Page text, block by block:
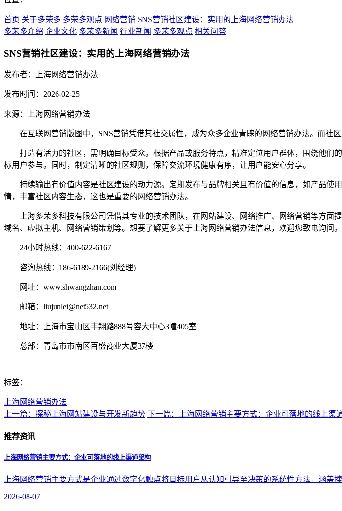
首页 关于多荣多 多荣多观点 网络营销 SNS营销社区建设：实用的上海网络营销办法
多荣多介绍 企业文化 多荣多新闻 行业新闻 多荣多观点 相关问答
SNS营销社区建设：实用的上海网络营销办法
发布者：上海网络营销办法
发布时间：2026-02-25
来源：上海网络营销办法
在互联网营销版图中，SNS营销凭借其社交属性，成为众多企业青睐的网络营销办法。而社区
打造有活力的社区，需明确目标受众。根据产品或服务特点，精准定位用户群体，围绕他们
标用户参与。同时，制定清晰的社区规则，保障交流环境健康有序，让用户能安心分享。
持续输出有价值内容是社区建设的动力源。定期发布与品牌相关且有价值的信息，如产品使
情，丰富社区内容生态，这也是重要的网络营销办法。
上海多荣多科技有限公司凭借其专业的技术团队，在网站建设、网络推广、网络营销等方面
域名、虚拟主机、网络营销策划等。想要了解更多关于上海网络营销办法信息，欢迎您致电询问。
24小时热线：400-622-6167
咨询热线：186-6189-2166(刘经理)
网址：www.shwangzhan.com
邮箱：liujunlei@net532.net
地址：上海市宝山区丰翔路888号容大中心3幢405室
总部：青岛市市南区百盛商业大厦37楼
标签：
上海网络营销办法
上一篇：探秘上海网站建设与开发新趋势 下一篇：上海网络营销主要方式：企业可落地的线上渠
推荐资讯
上海网络营销主要方式：企业可落地的线上渠道架构
上海网络营销主要方式是企业通过数字化触点将目标用户从认知引导至决策的系统性方法，涵盖
2026-08-07